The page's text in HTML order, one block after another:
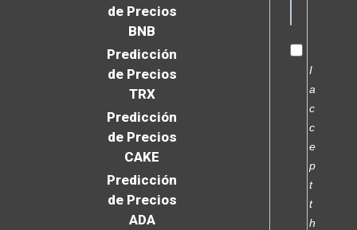
de Precios
BNB
Predicción
de Precios
TRX
Predicción
de Precios
CAKE
Predicción
de Precios
ADA
I
a
c
c
e
p
t
t
h